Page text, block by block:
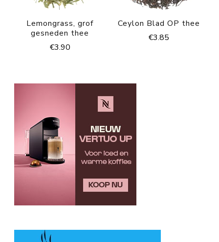
Lemongrass, grof
gesneden thee
€3.90
Ceylon Blad OP thee
€3.85